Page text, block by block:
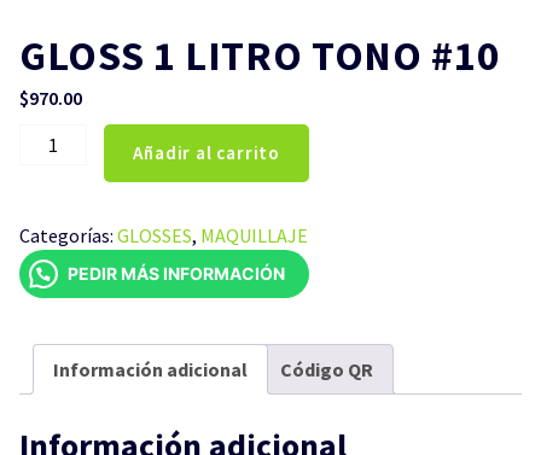
GLOSS 1 LITRO TONO #10
$970.00
GLOSS
TONO
#10
cantidad
Añadir al carrito
Categorías: GLOSSES, MAQUILLAJE
PEDIR MÁS INFORMACIÓN
Información adicional Código QR
Información adicional